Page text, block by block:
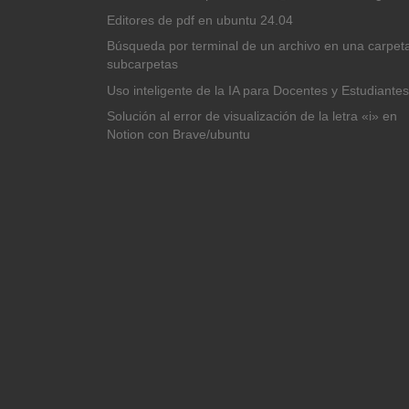
Editores de pdf en ubuntu 24.04
Búsqueda por terminal de un archivo en una
subcarpetas
Uso inteligente de la IA para Docentes y Estudiantes
Solución al error de visualización de la letra «i» en
Notion con Brave/ubuntu